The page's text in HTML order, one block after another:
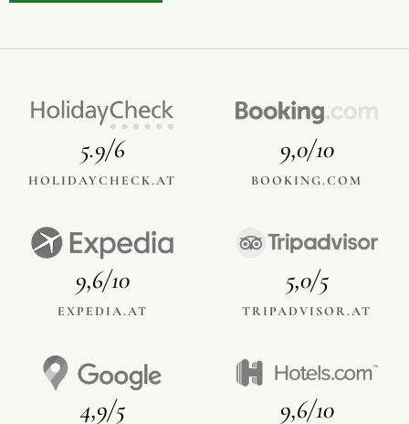
5.9/6
HOLIDAYCHECK.AT
9,0/10
BOOKING.COM
9,6/10
EXPEDIA.AT
5,0/5
TRIPADVISOR.AT
4,9/5 9,6/10